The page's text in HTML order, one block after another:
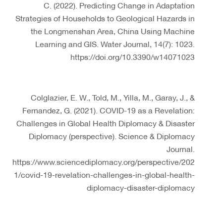
C. (2022). Predicting Change in Adaptation
Strategies of Households to Geological Hazards in
the Longmenshan Area, China Using Machine
Learning and GIS. Water Journal, 14(7): 1023.
https://doi.org/10.3390/w14071023
Colglazier, E. W., Told, M., Yilla, M., Garay, J., &
Fernandez, G. (2021). COVID-19 as a Revelation:
Challenges in Global Health Diplomacy & Disaster
Diplomacy (perspective). Science & Diplomacy
Journal.
https://www.sciencediplomacy.org/perspective/202
1/covid-19-revelation-challenges-in-global-health-
diplomacy-disaster-diplomacy